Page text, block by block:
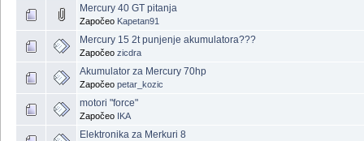
Mercury 40 GT pitanja
Započeo Kapetan91
Mercury 15 2t punjenje akumulatora???
Započeo zicdra
Akumulator za Mercury 70hp
Započeo petar_kozic
motori "force"
Započeo IKA
Elektronika za Merkuri 8